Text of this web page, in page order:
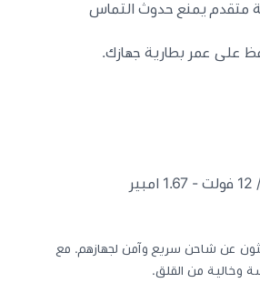
متقدم يمنع حدوث التماس
على عمر بطارية جهازك.
الذين يبحثون عن شاحن سريع وآمن لجهازهم. مع
وخالية من القلق.